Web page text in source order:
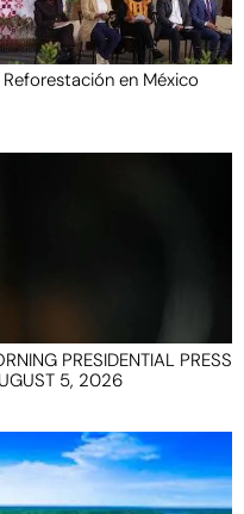
en México
PRESIDENTIAL PRESS
5, 2026